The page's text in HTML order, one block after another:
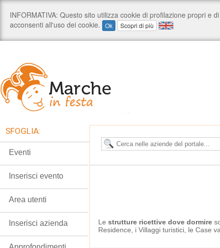
Le strutture ricettive dove dormire
Residence, i Villaggi turistici, le Case
SFOGLIA:
Eventi
Inserisci evento
Area utenti
Inserisci azienda